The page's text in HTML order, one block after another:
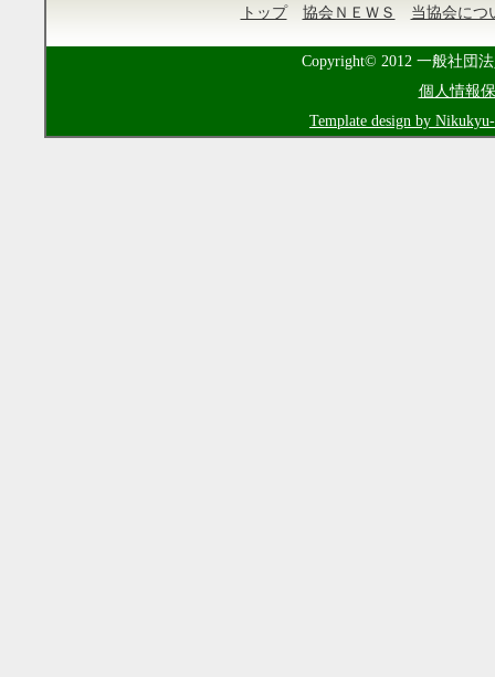
トップ 協会ＮＥＷＳ 当協会につ
Copyright© 2012 一般社団
個人情報
Template design by